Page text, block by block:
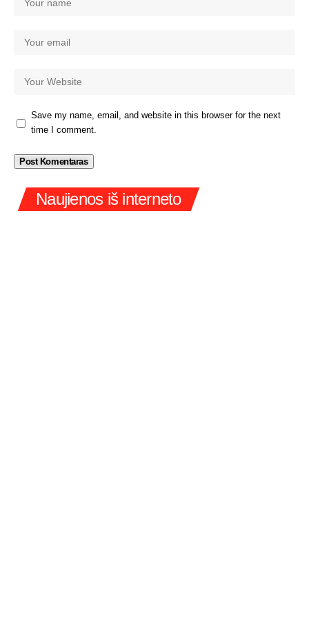
Save my name, email, and website in this browser for the next
time I comment.
Naujienos iš interneto